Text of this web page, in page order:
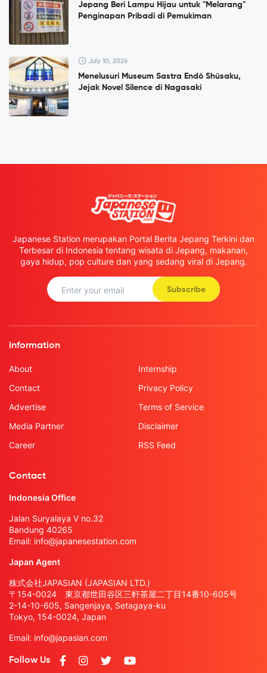
Jepang Beri Lampu Hijau untuk "Melarang"
Penginapan Pribadi di Pemukiman
July 10, 2026
Menelusuri Museum Sastra Endō Shūsaku,
Jejak Novel Silence di Nagasaki
Japanese Station merupakan Portal Berita Jepang Terkini dan
Terbesar di Indonesia tentang wisata di Jepang, makanan,
gaya hidup, pop culture dan yang sedang viral di Jepang.
Subscribe
Information
About
Contact
Advertise
Media Partner
Career
Internship
Privacy Policy
Terms of Service
Disclaimer
RSS Feed
Contact
Indonesia Office
Jalan Suryalaya V no.32
Bandung 40265
Email: info@japanesestation.com
Japan Agent
株式会社JAPASIAN (JAPASIAN LTD.)
〒154-0024 東京都世田谷区三軒茶屋二丁目14番10-605号
2-14-10-605, Sangenjaya, Setagaya-ku
Tokyo, 154-0024, Japan
Email: info@japasian.com
Follow Us